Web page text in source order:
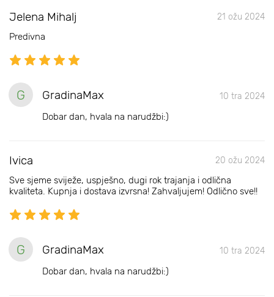
Jelena Mihalj 21 ožu 2024
Predivna
G GradinaMax 10 tra 2024
Dobar dan, hvala na narudžbi:)
Ivica 20 ožu 2024
Sve sjeme sviježe, uspješno, dugi rok trajanja i odlična
kvaliteta. Kupnja i dostava izvrsna! Zahvaljujem! Odlično sve!!
G GradinaMax 10 tra 2024
Dobar dan, hvala na narudžbi:)